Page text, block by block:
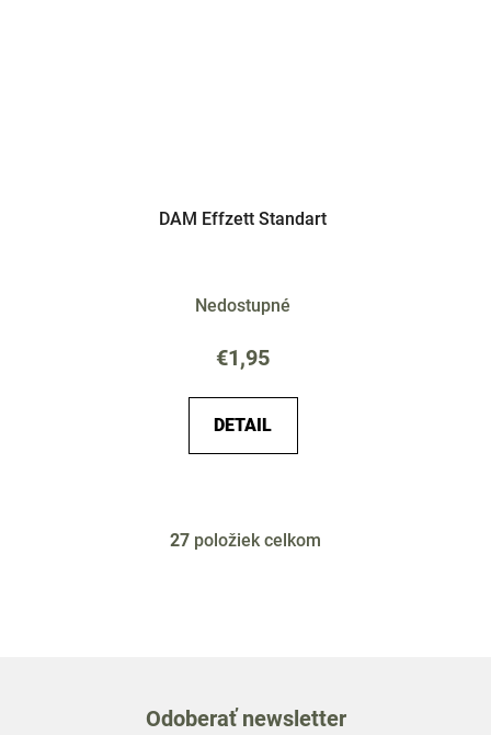
DAM Effzett Standart
Nedostupné
€1,95
DETAIL
O
i
27 položiek celkom
Odoberať newsletter